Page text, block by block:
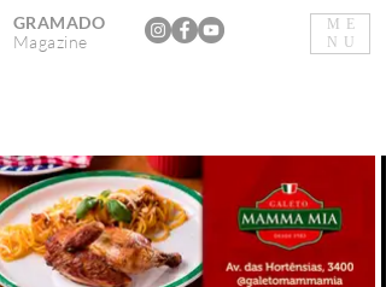
ME
NU
GRAMADO
Magazine